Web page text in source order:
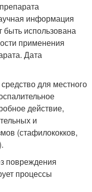
информация
использована
применения
Дата
для местного
действие,
и
(стафилококков,
повреждения
процессы